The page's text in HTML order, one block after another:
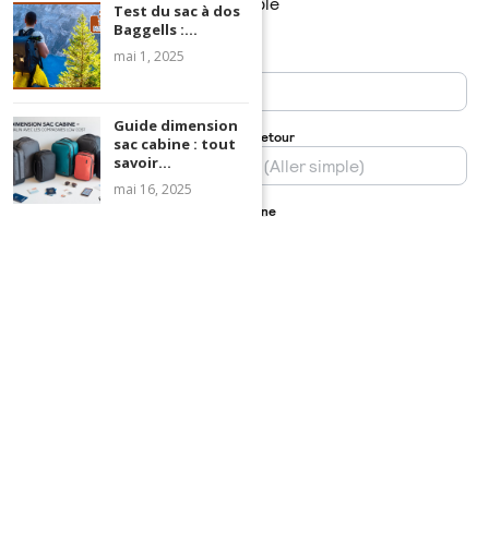
Test du sac à dos
Baggells :...
mai 1, 2025
Guide dimension
sac cabine : tout
savoir...
mai 16, 2025